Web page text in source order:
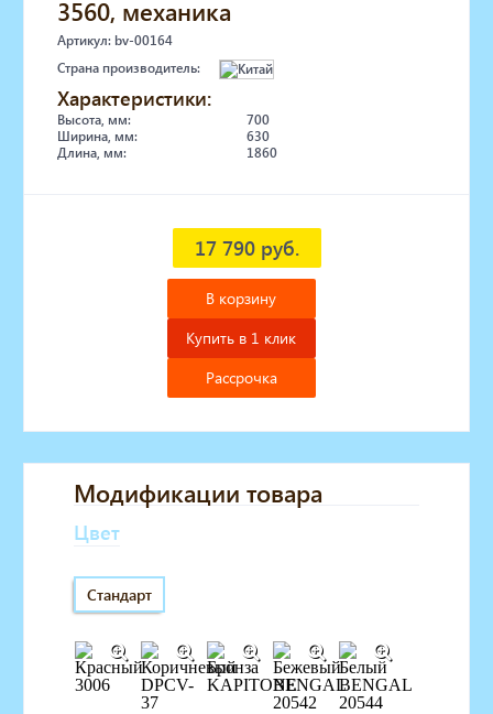
3560, механика
Артикул: bv-00164
Страна производитель:
Характеристики:
Высота, мм:
700
Ширина, мм:
630
Длина, мм:
1860
17 790 руб.
В корзину
Купить в 1 клик
Рассрочка
Модификации товара
Цвет
Стандарт